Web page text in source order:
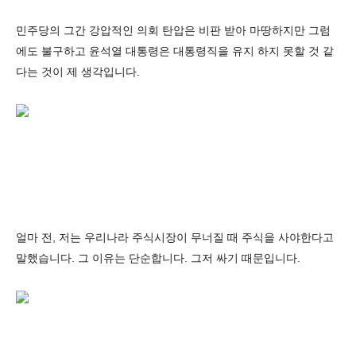
민주당의 그간 강압적인 의회 탄압은 비판 받아 마땅하지만 그럼
에도 불구하고 윤석열 대통령은 대통령직을 유지 하지 못할 것 같
다는 것이 제 생각입니다.
얼마 전, 저는 우리나라 주식시장이 무너질 때 주식을 사야한다고
말했습니다. 그 이유는 단순합니다. 그저 싸기 때문입니다.